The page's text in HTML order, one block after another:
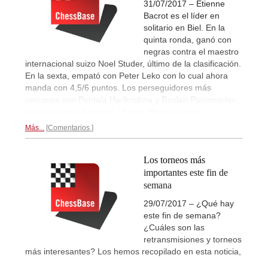
31/07/2017 – Etienne
Bacrot es el líder en
solitario en Biel. En la
quinta ronda, ganó con
negras contra el maestro
internacional suizo Noel Studer, último de la clasificación.
En la sexta, empató con Peter Leko con lo cual ahora
manda con 4,5/6 puntos. Los perseguidores más
cercanos son Pentala Harikrishna y Ruslan Ponomariov,
Más... Comentarios
Los torneos más
importantes este fin de
semana
29/07/2017 – ¿Qué hay
este fin de semana?
¿Cuáles son las
retransmisiones y torneos
más interesantes? Los hemos recopilado en esta noticia,